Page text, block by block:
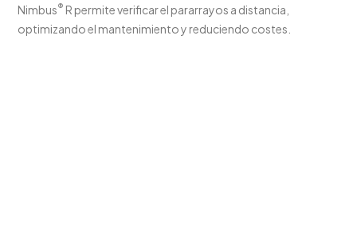
Nimbus® R permite verificar el pararrayos a distancia,
optimizando el mantenimiento y reduciendo costes.